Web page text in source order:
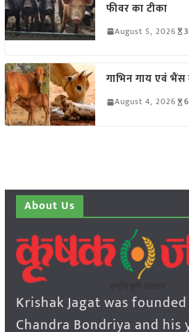
फीवर का टीका
August 5, 2026
गाभिन गाय एवं
August 4, 2026
About Us
Krishak Jagat was
Chandra Bondriya and